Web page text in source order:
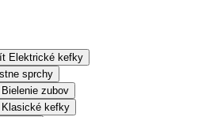
Elektrické kefky
sprchy
Bielenie zubov
Klasické kefky